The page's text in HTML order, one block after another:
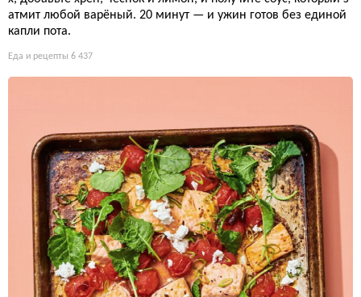
атмит любой варёный. 20 минут — и ужин готов без единой
капли пота.
Еда и рецепты 6 437